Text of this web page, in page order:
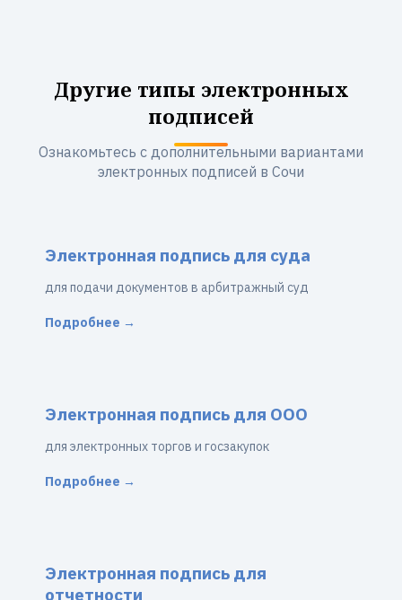
Другие типы электронных
подписей
Ознакомьтесь с дополнительными вариантами
электронных подписей в Сочи
Электронная подпись для суда
для подачи документов в арбитражный суд
Подробнее →
Электронная подпись для ООО
для электронных торгов и госзакупок
Подробнее →
Электронная подпись для
отчетности